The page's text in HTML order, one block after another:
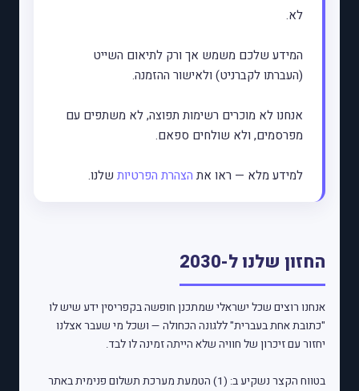
לא.
המידע שלכם משמש אך ורק לתיאום השייט
(העברתו לקברניט) ולאישור ההזמנה.
אנחנו לא מוכרים רשימות תפוצה, לא משתפים עם
מפרסמים, ולא שולחים ספאם.
למידע מלא — ראו אתהצהרת הפרטיותשלנו.
החזון שלנו ל-2030
אנחנו רוצים שכל ישראלי שמתכנן חופשה בקפריסין ידע שיש לו
"כתובת אחת בעברית" ללגונה הכחולה — ושכל מי שעבר אצלנו
יחזור עם זיכרון של חוויה שלא הייתה זמינה לו לבד.
בטווח הקצר נשקיע ב: (1) הטמעת מערכת תשלום פנימית באתר